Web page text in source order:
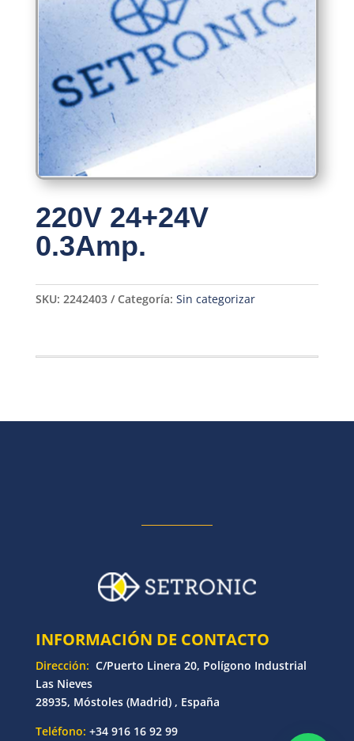
220V 24+24V
0.3Amp.
SKU: 2242403 Categoría: Sin categorizar
INFORMACIÓN DE CONTACTO
Dirección: C/Puerto Linera 20, Polígono Industrial
Las Nieves
28935, Móstoles (Madrid) , España
Teléfono: +34 916 16 92 99